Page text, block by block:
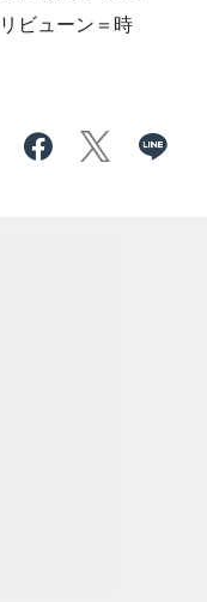
ビューン＝時